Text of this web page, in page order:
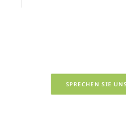
SPRECHEN SIE